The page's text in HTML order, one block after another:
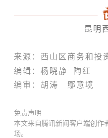
昆明
来源：西山区商务和投
编辑：杨晓静 陶红
编审： 胡涛 鄢意境
免责声明
本文来自腾讯新闻客户端创作
场。